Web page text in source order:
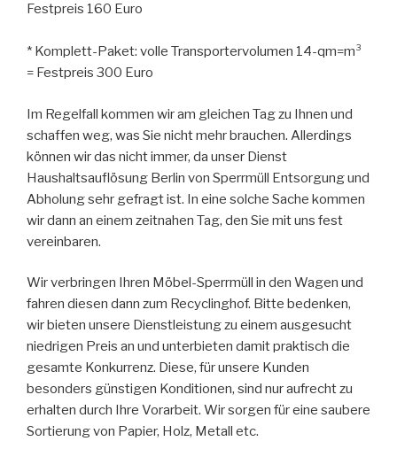
Festpreis 160 Euro
* Komplett-Paket: volle Transportervolumen 14-qm=m³
= Festpreis 300 Euro
Im Regelfall kommen wir am gleichen Tag zu Ihnen und
schaffen weg, was Sie nicht mehr brauchen. Allerdings
können wir das nicht immer, da unser Dienst
Haushaltsauflösung Berlin von Sperrmüll Entsorgung und
Abholung sehr gefragt ist. In eine solche Sache kommen
wir dann an einem zeitnahen Tag, den Sie mit uns fest
vereinbaren.
Wir verbringen Ihren Möbel-Sperrmüll in den Wagen und
fahren diesen dann zum Recyclinghof. Bitte bedenken,
wir bieten unsere Dienstleistung zu einem ausgesucht
niedrigen Preis an und unterbieten damit praktisch die
gesamte Konkurrenz. Diese, für unsere Kunden
besonders günstigen Konditionen, sind nur aufrecht zu
erhalten durch Ihre Vorarbeit. Wir sorgen für eine saubere
Sortierung von Papier, Holz, Metall etc.